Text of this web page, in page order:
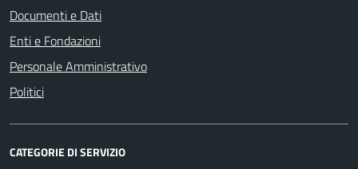
Documenti e Dati
Enti e Fondazioni
Personale Amministrativo
Politici
CATEGORIE DI SERVIZIO